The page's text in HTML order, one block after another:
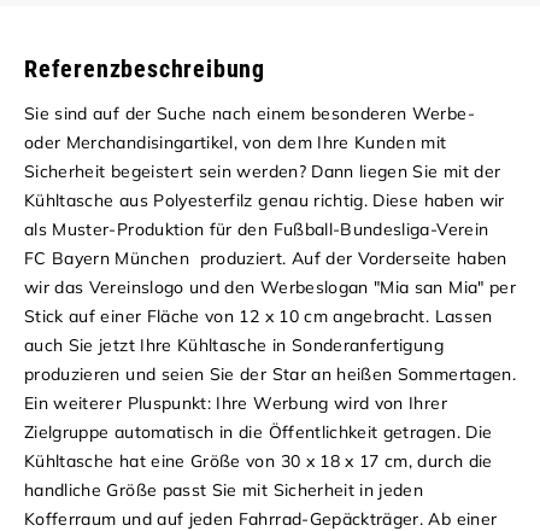
Referenzbeschreibung
Sie sind auf der Suche nach einem besonderen Werbe-
oder Merchandisingartikel, von dem Ihre Kunden mit
Sicherheit begeistert sein werden? Dann liegen Sie mit der
Kühltasche aus Polyesterfilz genau richtig. Diese haben wir
als Muster-Produktion für den Fußball-Bundesliga-Verein
FC Bayern München produziert. Auf der Vorderseite haben
wir das Vereinslogo und den Werbeslogan "Mia san Mia" per
Stick auf einer Fläche von 12 x 10 cm angebracht. Lassen
auch Sie jetzt Ihre Kühltasche in Sonderanfertigung
produzieren und seien Sie der Star an heißen Sommertagen.
Ein weiterer Pluspunkt: Ihre Werbung wird von Ihrer
Zielgruppe automatisch in die Öffentlichkeit getragen. Die
Kühltasche hat eine Größe von 30 x 18 x 17 cm, durch die
handliche Größe passt Sie mit Sicherheit in jeden
Kofferraum und auf jeden Fahrrad-Gepäckträger.Ab einer